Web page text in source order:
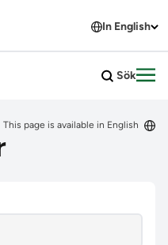
In English
Sök
This page is available in English